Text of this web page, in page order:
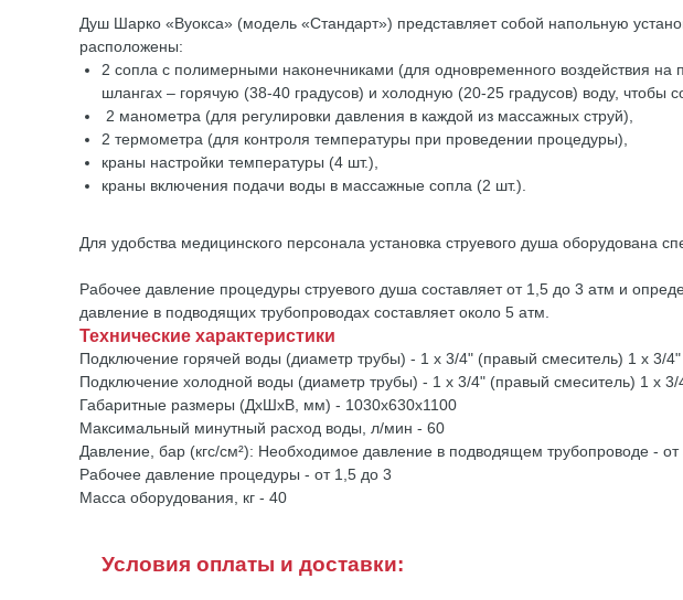
Душ Шарко «Вуокса» (модель «Стандарт») представляет собой напольную
расположены:
2 сопла с полимерными наконечниками (для одновременного воздействия
шлангах – горячую (38-40 градусов) и холодную (20-25 градусов) воду, чтобы
2 манометра (для регулировки давления в каждой из массажных струй),
2 термометра (для контроля температуры при проведении процедуры),
краны настройки температуры (4 шт.),
краны включения подачи воды в массажные сопла (2 шт.).
Для удобства медицинского персонала установка струевого душа оборудована
Рабочее давление процедуры струевого душа составляет от 1,5 до 3 атм и
давление в подводящих трубопроводах составляет около 5 атм.
Технические характеристики
Подключение горячей воды (диаметр трубы) - 1 х 3/4" (правый смеситель) 1 х 3/
Подключение холодной воды (диаметр трубы) - 1 х 3/4" (правый смеситель) 1 х
Габаритные размеры (ДхШхВ, мм) - 1030х630х1100
Максимальный минутный расход воды, л/мин - 60
Давление, бар (кгс/см²): Необходимое давление в подводящем трубопроводе - от
Рабочее давление процедуры - от 1,5 до 3
Масса оборудования, кг - 40
Условия оплаты и доставки: